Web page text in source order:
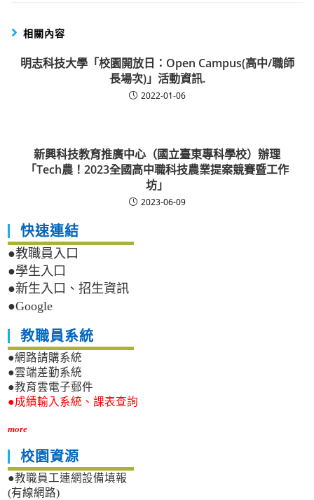
相關內容
明志科技大學「校園開放日：Open Campus(高中/職師
長場次)」活動資訊.
2022-01-06
新興科技教育推廣中心（國立臺東專科學校）辦理
「Tech農！2023全國高中職科技農業提案競賽暨工作
坊」
2023-06-09
快速連結
●教職員入口
●學生入口
●新生入口、招生資訊
●Google
教職員系統
●網路請購系統
●雲端差勤系統
●教育雲電子郵件
●成績輸入系統、課表查詢
more
校園資源
●教職員工連網設備填報
(有線網路)